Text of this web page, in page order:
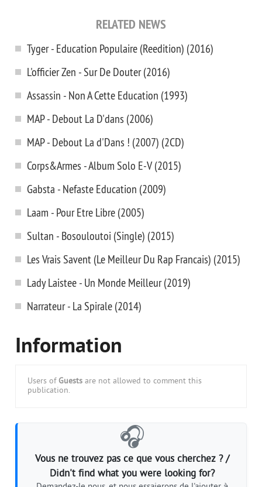
RELATED NEWS
Tyger - Education Populaire (Reedition) (2016)
L'officier Zen - Sur De Douter (2016)
Assassin - Non A Cette Education (1993)
MAP - Debout La D'dans (2006)
MAP - Debout La d'Dans ! (2007) (2CD)
Corps&Armes - Album Solo E-V (2015)
Gabsta - Nefaste Education (2009)
Laam - Pour Etre Libre (2005)
Sultan - Bosouloutoi (Single) (2015)
Les Vrais Savent (Le Meilleur Du Rap Francais) (2015)
Lady Laistee - Un Monde Meilleur (2019)
Narrateur - La Spirale (2014)
Information
Users of Guests are not allowed to comment this
publication.
🎧
Vous ne trouvez pas ce que vous cherchez ? /
Didn't find what you were looking for?